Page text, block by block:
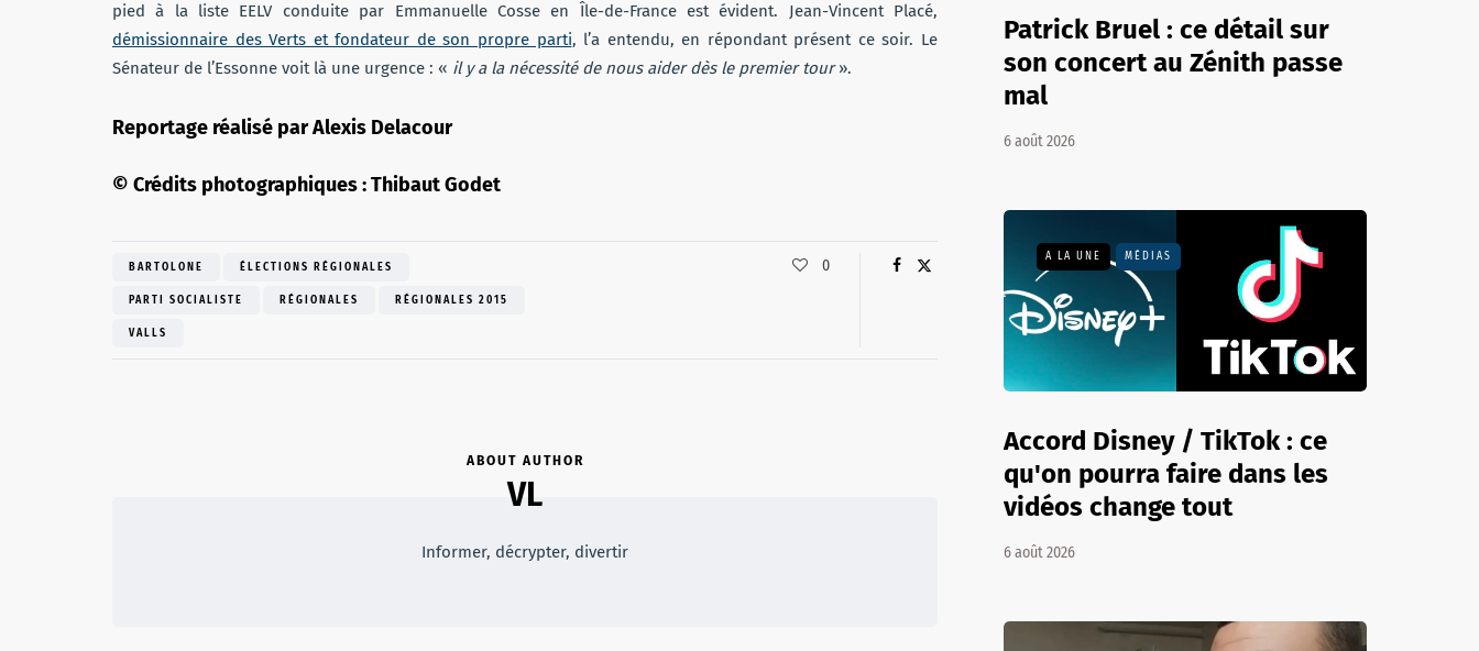
pied à la liste EELV conduite par Emmanuelle Cosse en Île-de-France est évident. Jean-Vincent Placé,
démissionnaire des Verts et fondateur de son propre parti, l’a entendu, en répondant présent ce soir. Le
Sénateur de l’Essonne voit là une urgence : « il y a la nécessité de nous aider dès le premier tour».
Reportage réalisé par Alexis Delacour
© Crédits photographiques : Thibaut Godet
BARTOLONE ÉLECTIONS RÉGIONALES
PARTI SOCIALISTE RÉGIONALES RÉGIONALES 2015
VALLS
0
ABOUT AUTHOR
VL
Informer, décrypter, divertir
Patrick Bruel : ce détail sur
son concert au Zénith passe
mal
6 août 2026
A LA UNE MÉDIAS
Accord Disney / TikTok : ce
qu'on pourra faire dans les
vidéos change tout
6 août 2026